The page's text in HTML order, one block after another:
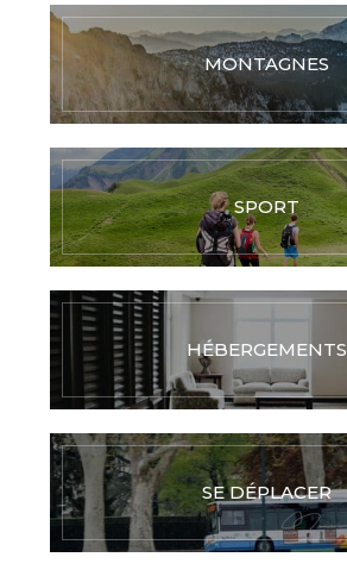
MONTAGNES
SPORT
HÉBERGEMENTS
SE DÉPLACER